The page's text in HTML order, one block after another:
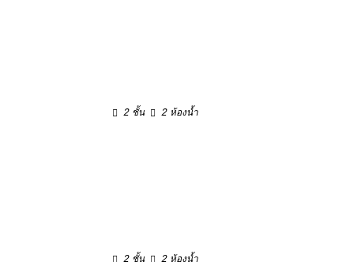
2 ชั้น 2 ห้องน้ำ
2 ชั้น
2 ห้องน้ำ